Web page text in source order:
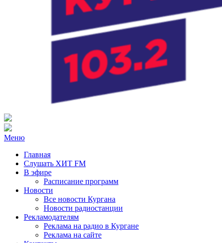
Радио ХИТ FM Курган
103.2 FM
Меню
Главная
Слушать ХИТ FM
В эфире
Расписание программ
Новости
Все новости Кургана
Новости радиостанции
Рекламодателям
Реклама на радио в Кургане
Реклама на сайте